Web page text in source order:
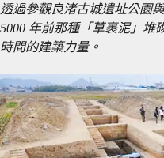
透過參觀良渚古城遺址公園
5000 年前那種「草裹泥」堆
時間的建築力量。